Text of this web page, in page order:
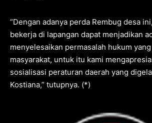
“Dengan adanya perda Rembug desa
bekerja di lapangan dapat menjadikan
menyelesaikan permasalah hukum
masyarakat, untuk itu kami
sosialisasi peraturan daerah yang
Kostiana,” tutupnya. (*)